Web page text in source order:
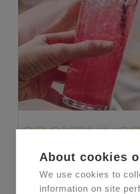
About cookies
We use cookies to
information on site
COCKTAIL
5 (English)
200,00